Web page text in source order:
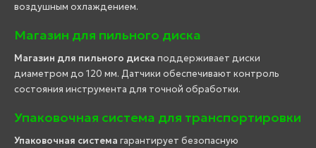
воздушным охлаждением.
Магазин для пильного диска
Магазин для пильного диска поддерживает диски
диаметром до 120 мм. Датчики обеспечивают контроль
состояния инструмента для точной обработки.
Упаковочная система для транспортировки
Упаковочная система гарантирует безопасную